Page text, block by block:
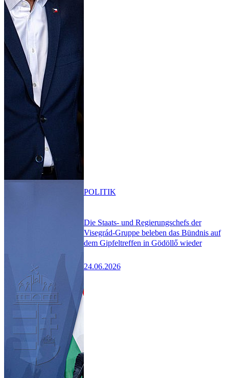
Die Staats- und Regierungschefs der
Visegrád-Gruppe beleben das Bündnis auf
dem Gipfeltreffen in Gödöllő wieder
24.06.2026
POLITIK